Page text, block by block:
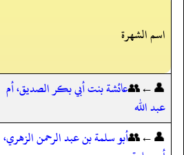
اسم الشهرة
👤←👥عائشة بنت أبي بكر الصديق، أم
عبد الله
👤←👥أبو سلمة بن عبد الرحمن الزهري،